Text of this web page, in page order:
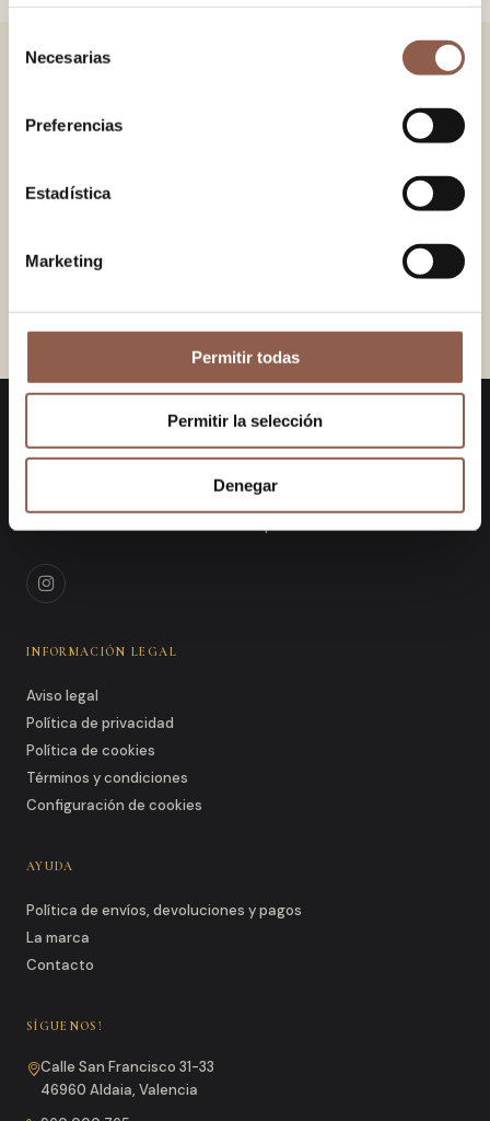
Necesarias
Preferencias
Estadística
Marketing
Permitir todas
Permitir la selección
Denegar
VERSAILLES GREEN
38.00 EUR
38.00 EUR
KanelaFans
Diseños únicos que fusionan la artesanía
INFORMACIÓN LEGAL
Aviso legal
Política de privacidad
Política de cookies
Términos y condiciones
Configuración de cookies
AYUDA
Política de envíos, devoluciones y pagos
La marca
Contacto
SÍGUENOS!
Calle San Francisco 31-33
46960 Aldaia, Valencia